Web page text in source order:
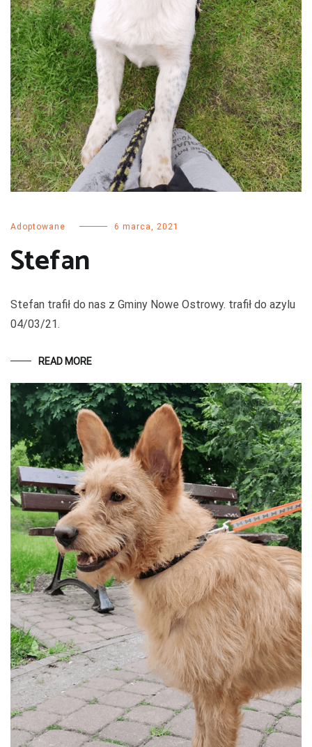
Adoptowane 6 marca, 2021
Stefan
Stefan trafił do nas z Gminy Nowe Ostrowy. trafił do azylu
04/03/21.
READ MORE